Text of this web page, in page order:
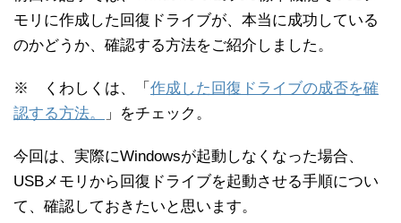
モリに作成した回復ドライブが、本当に成功している
のかどうか、確認する方法をご紹介しました。
※ くわしくは、「 作成した回復ドライブの成否を確
認する方法。
」をチェック。
今回は、実際にWindowsが起動しなくなった場合、
USBメモリから回復ドライブを起動させる手順につい
て、確認しておきたいと思います。